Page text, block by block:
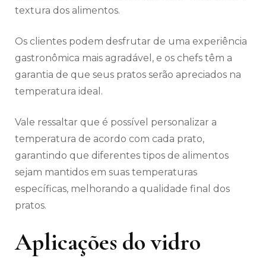
textura dos alimentos.
Os clientes podem desfrutar de uma experiência
gastronômica mais agradável, e os chefs têm a
garantia de que seus pratos serão apreciados na
temperatura ideal.
Vale ressaltar que é possível personalizar a
temperatura de acordo com cada prato,
garantindo que diferentes tipos de alimentos
sejam mantidos em suas temperaturas
específicas, melhorando a qualidade final dos
pratos.
Aplicações do vidro